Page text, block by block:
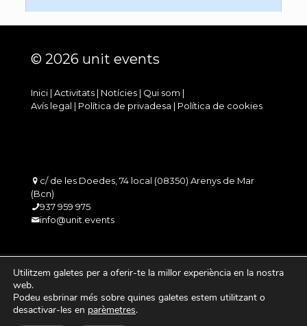
© 2026 unit events
Inici | Activitats | Notícies | Qui som |
Avís legal | Política de privadesa | Política de cookies
c/ de les Doedes, 74 local (08350) Arenys de Mar
(Bcn)
937 959 975
info@unit.events
Utilitzem galetes per a oferir-te la millor experiència en la nostra
web.
Podeu esbrinar més sobre quines galetes estem utilitzant o
desactivar-les en parèmetres.